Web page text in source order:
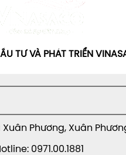
TƯ VÀ PHÁT TRIỂN
Xuân Phương, Xuân
0971.00.1881